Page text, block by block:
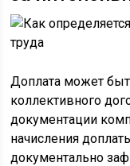
Доплата может
коллективного
документации
начисления
документально